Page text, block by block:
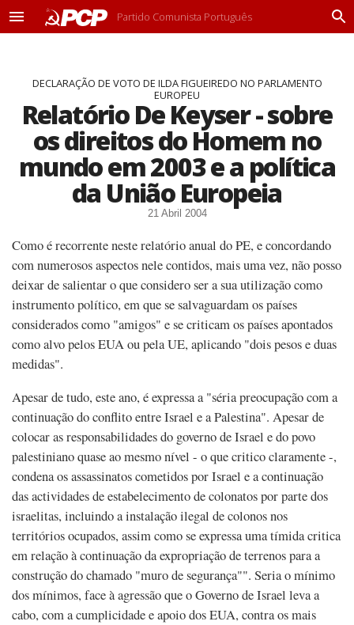
M
Partido Comunista Português
P
DECLARAÇÃO DE VOTO DE ILDA FIGUEIREDO NO PARLAMENTO
EUROPEU
Relatório De Keyser - sobre
os direitos do Homem no
mundo em 2003 e a política
da União Europeia
21 Abril 2004
Como é recorrente neste relatório anual do PE, e concordando
com numerosos aspectos nele contidos, mais uma vez, não posso
deixar de salientar o que considero ser a sua utilização como
instrumento político, em que se salvaguardam os países
considerados como "amigos" e se criticam os países apontados
como alvo pelos EUA ou pela UE, aplicando "dois pesos e duas
medidas".
Apesar de tudo, este ano, é expressa a "séria preocupação com a
continuação do conflito entre Israel e a Palestina". Apesar de
colocar as responsabilidades do governo de Israel e do povo
palestiniano quase ao mesmo nível - o que critico claramente -,
condena os assassinatos cometidos por Israel e a continuação
das actividades de estabelecimento de colonatos por parte dos
israelitas, incluindo a instalação ilegal de colonos nos
territórios ocupados, assim como se expressa uma tímida critica
em relação à continuação da expropriação de terrenos para a
construção do chamado "muro de segurança"". Seria o mínimo
dos mínimos, face à agressão que o Governo de Israel leva a
cabo, com a cumplicidade e apoio dos EUA, contra os mais